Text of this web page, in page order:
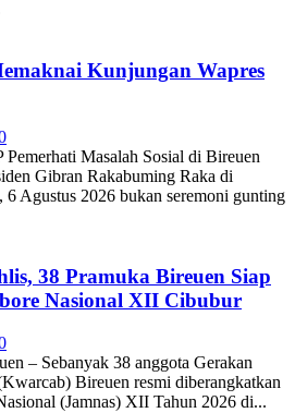
Kunjungan Wapres
Masalah Sosial di Bireuen
Gibran Rakabuming Raka di
Agustus 2026 bukan seremoni gunting
38 Pramuka Bireuen Siap
Nasional XII Cibubur
– Sebanyak 38 anggota Gerakan
Bireuen resmi diberangkatkan
(Jamnas) XII Tahun 2026 di...